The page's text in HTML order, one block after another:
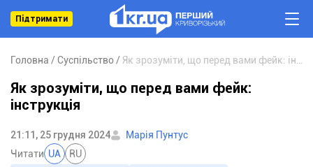
Підтримати
Головна Суспільство
Як зрозуміти, що перед вами фейк:
інструкція
21:11, 25 грудня 2024
Марія Пунтус
Читати UA RU